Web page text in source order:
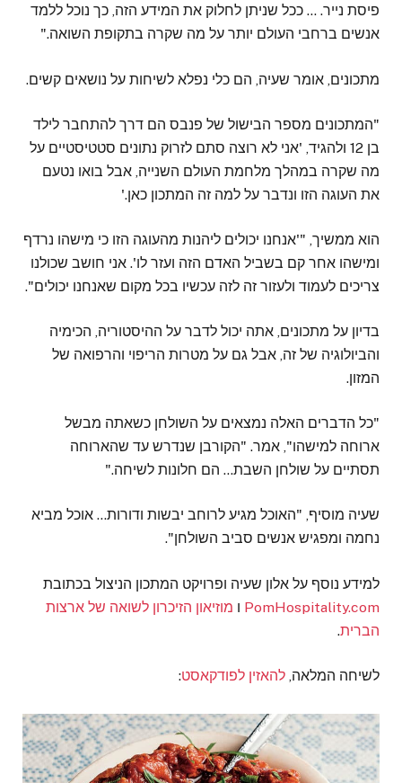
פיסת נייר. … ככל שניתן לחלוק את המידע הזה, כך נוכל ללמד
אנשים ברחבי העולם יותר על מה שקרה בתקופת השואה."
מתכונים, אומר שעיה, הם כלי נפלא לשיחות על נושאים קשים.
"המתכונים מספר הבישול של פנבס הם דרך להתחבר לילד
בן 12 ולהגיד, 'אני לא רוצה סתם לזרוק נתונים סטטיסטיים על
מה שקרה במהלך מלחמת העולם השנייה, אבל בואו נטעם
את העוגה הזו ונדבר על למה זה המתכון כאן.'
הוא ממשיך, "'אנחנו יכולים ליהנות מהעוגה הזו כי מישהו נרדף
ומישהו אחר קם בשביל האדם הזה ועזר לו'. אני חושב שכולנו
צריכים לעמוד ולעזור זה לזה עכשיו בכל מקום שאנחנו יכולים".
בדיון על מתכונים, אתה יכול לדבר על ההיסטוריה, הכימיה
והביולוגיה של זה, אבל גם על מטרות הריפוי והרפואה של
המזון.
"כל הדברים האלה נמצאים על השולחן כשאתה מבשל
ארוחה למישהו", אמר. "הקורבן שנדרש עד שהארוחה
תסתיים על שולחן השבת… הם חלונות לשיחה."
שעיה מוסיף, "האוכל מגיע לרוחב יבשות ודורות… אוכל מביא
נחמה ומפגיש אנשים סביב השולחן".
למידע נוסף על אלון שעיה ופרויקט המתכון הניצול בכתובת
PomHospitality.com ו מוזיאון הזיכרון לשואה של ארצות
הברית.
לשיחה המלאה, להאזין לפודקאסט: